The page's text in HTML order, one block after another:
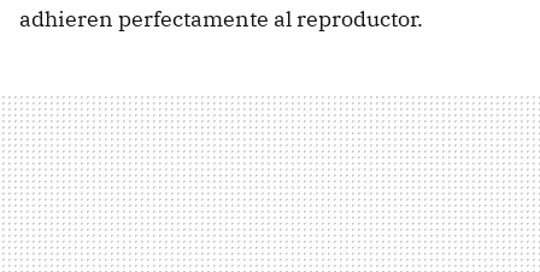
adhieren perfectamente al reproductor.